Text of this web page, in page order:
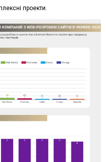
проекти.